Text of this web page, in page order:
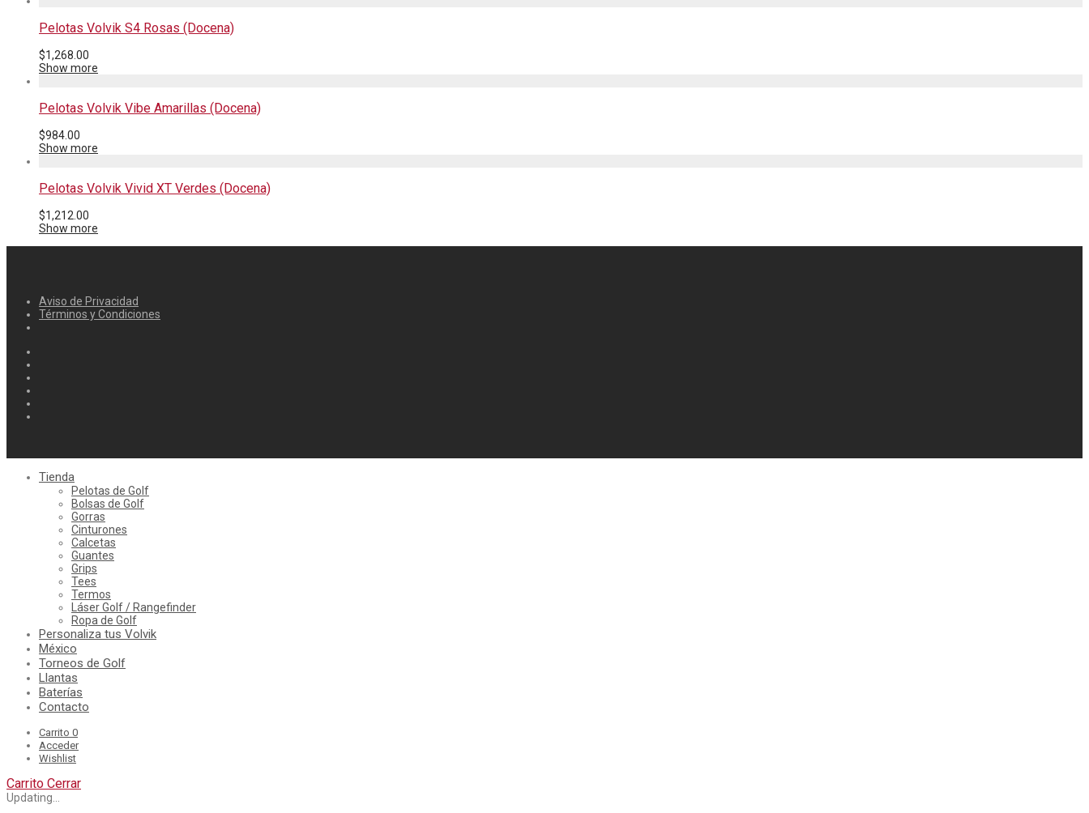
Pelotas Volvik S4 Rosas (Docena)
$1,268.00
Show more
Pelotas Volvik Vibe Amarillas (Docena)
$984.00
Show more
Pelotas Volvik Vivid XT Verdes (Docena)
$1,212.00
Show more
Aviso de Privacidad
Términos y Condiciones
Tienda
Pelotas de Golf
Bolsas de Golf
Gorras
Cinturones
Calcetas
Guantes
Grips
Tees
Termos
Láser Golf / Rangefinder
Ropa de Golf
Personaliza tus Volvik
México
Torneos de Golf
Llantas
Baterías
Contacto
Carrito 0
Acceder
Wishlist
Carrito Cerrar
Updating…